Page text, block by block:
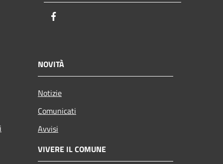
NOVITÀ
Notizie
Comunicati
Avvisi
VIVERE IL COMUNE